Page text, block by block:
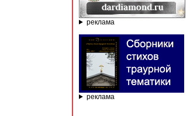
реклама
реклама